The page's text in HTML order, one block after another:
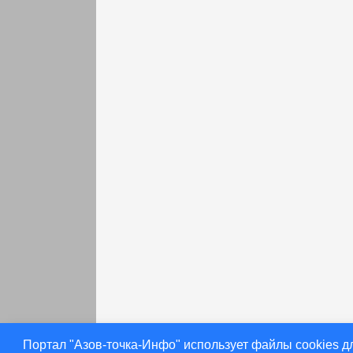
Портал "Азов-точка-Инфо" использует файлы cookies
раньше